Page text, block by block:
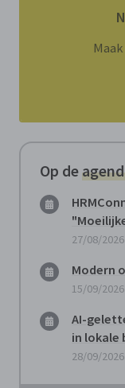
Op de
27/08/2026
Modern
15/09/2026
AI-
in lokale
28/09/2026